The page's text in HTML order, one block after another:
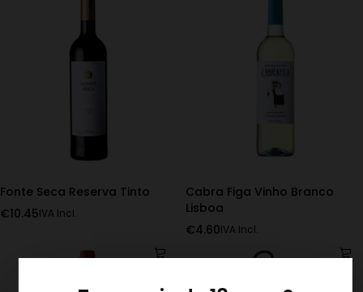
Fonte Seca Reserva Tinto
€10.45IVA Incl.
Cabra Figa Vinho Branco
Lisboa
€4.60IVA Incl.